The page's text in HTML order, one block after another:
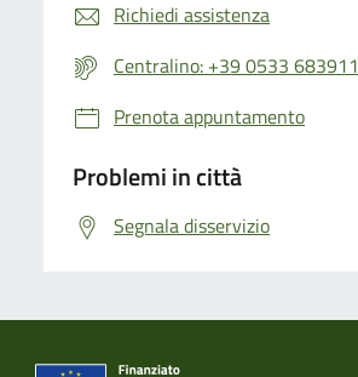
Richiedi assistenza
Centralino: +39 0533 683911
Prenota appuntamento
Problemi in città
Segnala disservizio